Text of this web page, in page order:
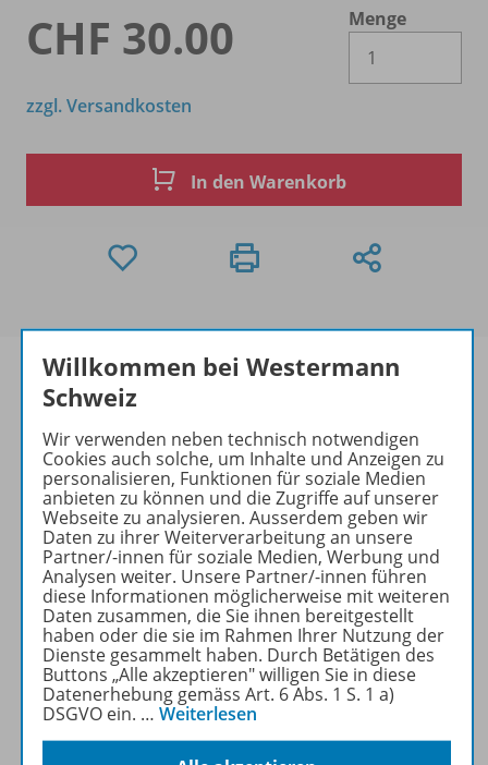
CHF 30.00
Menge
zzgl. Versandkosten
In den Warenkorb
Produktinformationen
Beschreibung
Zugehörige Produkte
Video
Willkommen bei Westermann
Schweiz
Wir verwenden neben technisch notwendigen
Cookies auch solche, um Inhalte und Anzeigen zu
personalisieren, Funktionen für soziale Medien
anbieten zu können und die Zugriffe auf unserer
Webseite zu analysieren. Ausserdem geben wir
Daten zu ihrer Weiterverarbeitung an unsere
Partner/-innen für soziale Medien, Werbung und
Analysen weiter. Unsere Partner/-innen führen
diese Informationen möglicherweise mit weiteren
Daten zusammen, die Sie ihnen bereitgestellt
haben oder die sie im Rahmen Ihrer Nutzung der
Dienste gesammelt haben. Durch Betätigen des
Buttons „Alle akzeptieren" willigen Sie in diese
Datenerhebung gemäss Art. 6 Abs. 1 S. 1 a)
DSGVO ein. … Weiterlesen